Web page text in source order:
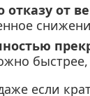
от
если